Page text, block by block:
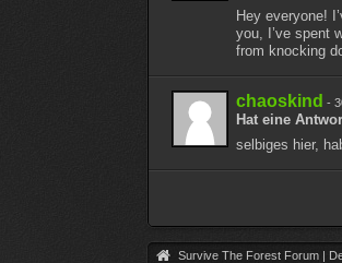
Hey everyone!
you, I’ve spent
from knocking
chaoskind -
Hat eine
selbiges hier,
Survive The Forest Forum | Deutsche